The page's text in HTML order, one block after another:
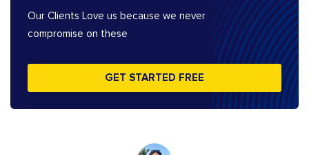
Our Clients Love us because we never
compromise on these
GET STARTED FREE